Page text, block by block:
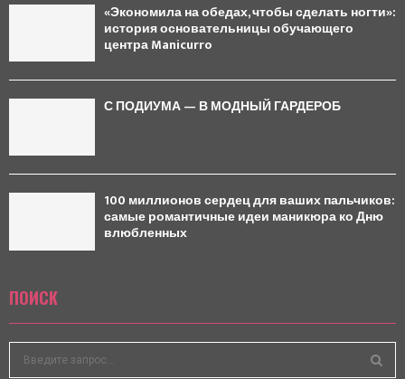
«Экономила на обедах, чтобы сделать ногти»:
история основательницы обучающего
центра Manicurro
С ПОДИУМА — В МОДНЫЙ ГАРДЕРОБ
100 миллионов сердец для ваших пальчиков:
самые романтичные идеи маникюра ко Дню
влюбленных
ПОИСК